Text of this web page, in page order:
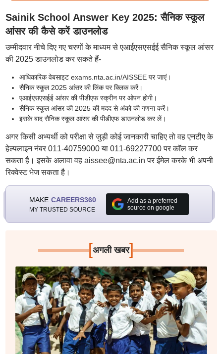
Sainik School Answer Key 2025: सैनिक स्कूल
आंसर की कैसे करें डाउनलोड
उम्मीदवार नीचे दिए गए चरणों के माध्यम से एआईएसएसईई सैनिक स्कूल आंसर
की 2025 डाउनलोड कर सकते हैं-
आधिकारिक वेबसाइट exams.nta.ac.in/AISSEE पर जाएं।
सैनिक स्कूल 2025 आंसर की लिंक पर क्लिक करें।
एआईएसएसईई आंसर की पीडीएफ स्क्रीन पर ओपन होगी।
सैनिक स्कूल आंसर की 2025 की मदद से अंको की गणना करें।
इसके बाद सैनिक स्कूल आंसर की पीडीएफ डाउनलोड कर लें।
अगर किसी अभ्यर्थी को परीक्षा से जुड़ी कोई जानकारी चाहिए तो वह एनटीए के
हेल्पलाइन नंबर 011-40759000 या 011-69227700 पर कॉल कर
सकता है। इसके अलावा वह aissee@nta.ac.in पर ईमेल करके भी अपनी
रिक्वेस्ट भेज सकता है।
MAKE CAREERS360
MY TRUSTED SOURCE
Add as a preferred
source on google
[अगली खबर]